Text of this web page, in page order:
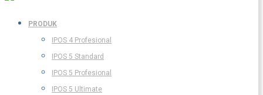
PRODUK
IPOS 4 Profesional
IPOS 5 Standard
IPOS 5 Profesional
IPOS 5 Ultimate